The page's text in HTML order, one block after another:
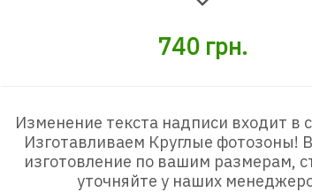
740 грн.
Изменение текста надписи входит в
Изготавливаем Круглые фотозоны!
изготовление по вашим размерам,
уточняйте у наших